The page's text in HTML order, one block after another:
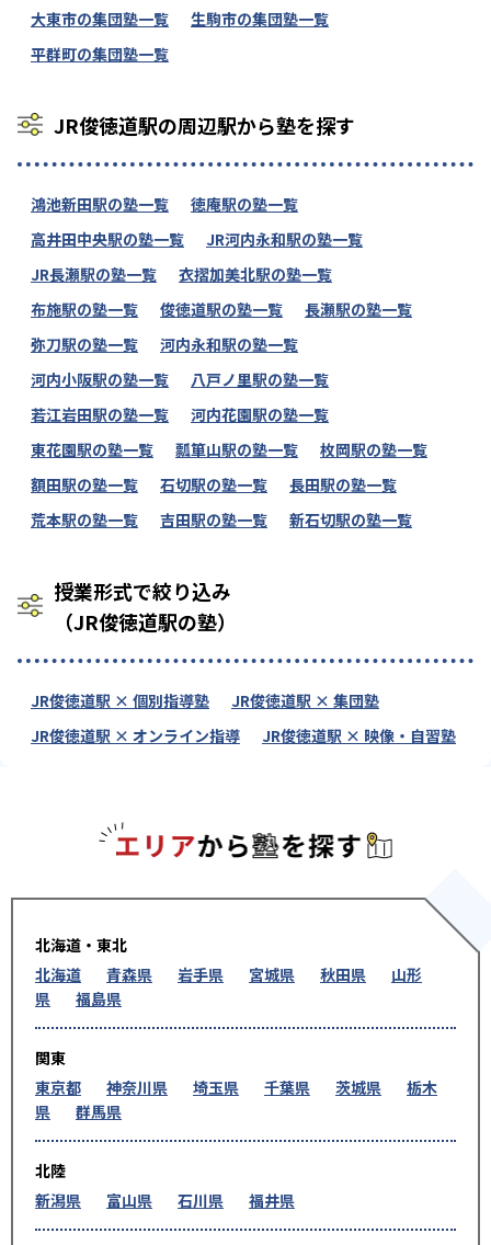
大東市の集団塾一覧
生駒市の集団塾一覧
平群町の集団塾一覧
JR俊徳道駅の周辺駅から塾を探す
鴻池新田駅の塾一覧
徳庵駅の塾一覧
高井田中央駅の塾一覧
JR河内永和駅の塾一覧
JR長瀬駅の塾一覧
衣摺加美北駅の塾一覧
布施駅の塾一覧
俊徳道駅の塾一覧
長瀬駅の塾一覧
弥刀駅の塾一覧
河内永和駅の塾一覧
河内小阪駅の塾一覧
八戸ノ里駅の塾一覧
若江岩田駅の塾一覧
河内花園駅の塾一覧
東花園駅の塾一覧
瓢箪山駅の塾一覧
枚岡駅の塾一覧
額田駅の塾一覧
石切駅の塾一覧
長田駅の塾一覧
荒本駅の塾一覧
吉田駅の塾一覧 新石切駅の塾一覧
授業形式で絞り込み
（JR俊徳道駅の塾）
JR俊徳道駅 × 個別指導塾
JR俊徳道駅 × 集団塾
JR俊徳道駅 × オンライン指導
JR俊徳道駅 × 映像・自習塾
北海道・東北
北海道
青森県 岩手県 宮城県 秋田県
山形
県
福島県
関東
東京都
神奈川県 埼玉県 千葉県 茨城県
栃木
県
群馬県
北陸
新潟県
富山県 石川県 福井県